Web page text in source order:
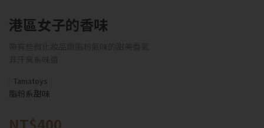
港區女子的香味
Tamatoys
脂粉系甜味